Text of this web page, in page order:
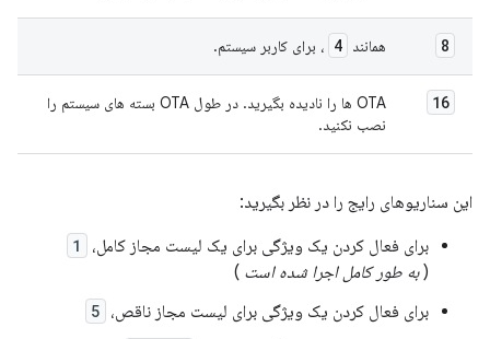
8 همانند 4 ، برای کاربر سیستم.
16
OTA ها را نادیده بگیرید. در طول OTA بسته های سیستم را
نصب نکنید.
این سناریوهای رایج را در نظر بگیرید:
برای فعال کردن یک ویژگی برای یک لیست مجاز کامل،
1
(به طور کامل اجرا شده است )
برای فعال کردن یک ویژگی برای لیست مجاز ناقص، 5